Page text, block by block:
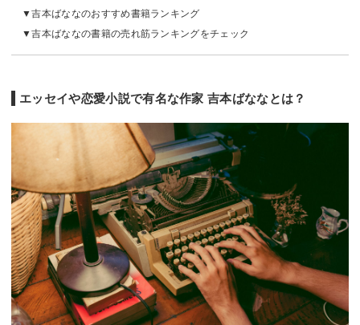
吉本ばななのおすすめ書籍ランキング
吉本ばななの書籍の売れ筋ランキングをチェック
エッセイや恋愛小説で有名な作家 吉本ばななとは？